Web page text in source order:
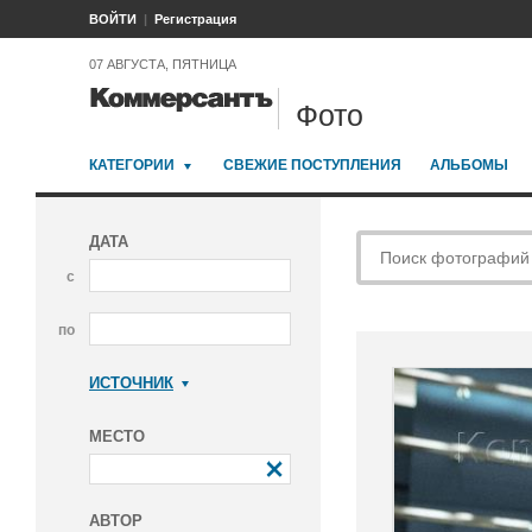
ВОЙТИ Регистрация
07 АВГУСТА, ПЯТНИЦА
Фото
КАТЕГОРИИ СВЕЖИЕ ПОСТУПЛЕНИЯ АЛЬБОМЫ
ДАТА
с
по
ИСТОЧНИК
МЕСТО
АВТОР